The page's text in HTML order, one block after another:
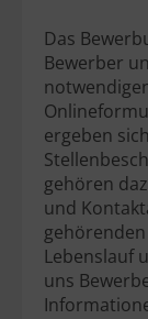
Das
Bewerber
ergeben
gehören
und
Lebenslauf
uns